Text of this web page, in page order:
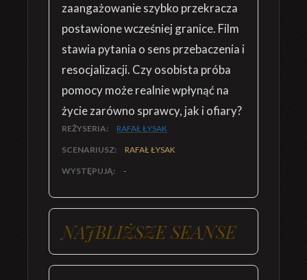
zaangażowanie szybko przekracza
postawione wcześniej granice. Film
stawia pytania o sens przebaczenia i
resocjalizacji. Czy osobista próba
pomocy może realnie wpłynąć na
życie zarówno sprawcy, jak i ofiary?
REŻYSERIA: RAFAŁ ŁYSAK
SCENARIUSZ: RAFAŁ ŁYSAK
WYSTĘPUJĄ: -
NAJBLIŻSZE SEANSE